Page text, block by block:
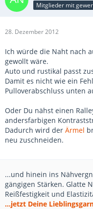
28. Dezember 2012
Ich würde die Naht nach
gewollt wäre.
Auto und rustikal passt
Damit es nicht wie ein
Pulloverabschluss unten
Oder Du nähst einen
andersfarbigen
Dadurch wird der Ärmel
neu zuschneiden.
...und hinein ins
gängigen Stärken. Glatte
Reißfestigkeit und
...jetzt Deine